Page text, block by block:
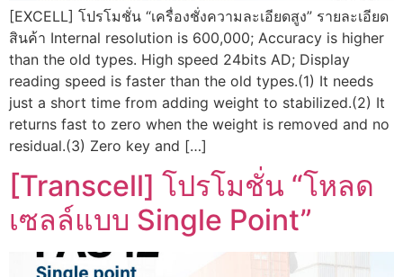
[EXCELL] โปรโมชั่น “เครื่องชั่งความละเอียดสูง” รายละเอียด
สินค้า Internal resolution is 600,000; Accuracy is higher
than the old types. High speed 24bits AD; Display
reading speed is faster than the old types.(1) It needs
just a short time from adding weight to stabilized.(2) It
returns fast to zero when the weight is removed and no
residual.(3) Zero key and […]
[Transcell] โปรโมชั่น “โหลด
เซลล์แบบ Single Point”